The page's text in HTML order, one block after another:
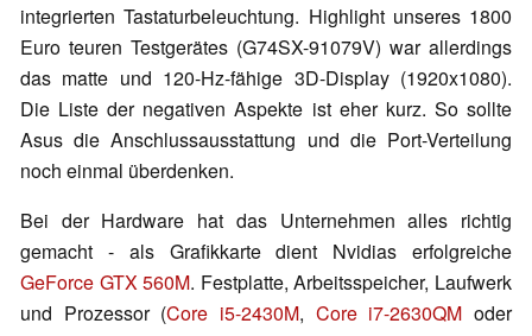
integrierten Tastaturbeleuchtung. Highlight unseres 1800
Euro teuren Testgerätes (G74SX-91079V) war allerdings
das matte und 120-Hz-fähige 3D-Display (1920x1080).
Die Liste der negativen Aspekte ist eher kurz. So sollte
Asus die Anschlussausstattung und die Port-Verteilung
noch einmal überdenken.
Bei der Hardware hat das Unternehmen alles richtig
gemacht - als Grafikkarte dient Nvidias erfolgreiche
GeForce GTX 560M. Festplatte, Arbeitsspeicher, Laufwerk
und Prozessor (Core i5-2430M, Core i7-2630QM oder